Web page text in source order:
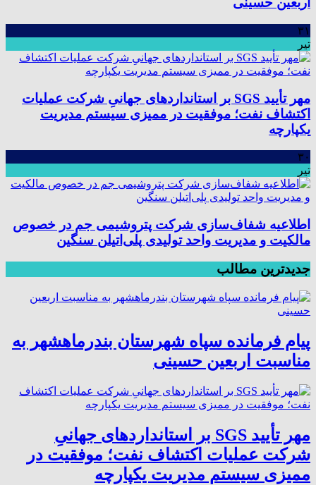
۳۱
تیر
مهر تأیید SGS بر استانداردهای جهانیِ شرکت عملیات
اکتشاف نفت؛ موفقیت در ممیزی سیستم مدیریت
یکپارچه
۳۰
تیر
اطلاعیه شفاف‌سازی شرکت پتروشیمی جم در خصوص
مالکیت و مدیریت واحد تولیدی پلی‌اتیلن سنگین
جدیدترین مطالب
پیام فرمانده سپاه شهرستان بندرماهشهر به
مناسبت اربعین حسینی
مهر تأیید SGS بر استانداردهای جهانیِ
شرکت عملیات اکتشاف نفت؛ موفقیت در
ممیزی سیستم مدیریت یکپارچه